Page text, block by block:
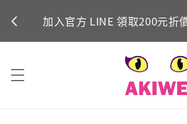
加入官方 LINE 領取200元折